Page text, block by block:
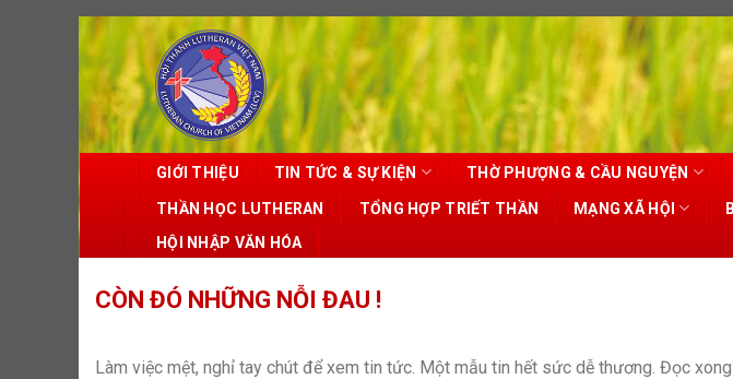
Skip
to
content
GIỚI THIỆU TIN TỨC & SỰ KIỆN THỜ PHƯỢNG & CẦU NGUYỆN
THẦN HỌC LUTHERAN TỔNG HỢP TRIẾT THẦN MẠNG XÃ HỘI
HỘI NHẬP VĂN HÓA
CÒN ĐÓ NHỮNG NỖI ĐAU !
Làm việc mệt, nghỉ tay chút để xem tin tức. Một mẫu tin hết sức dễ thương. Đọc